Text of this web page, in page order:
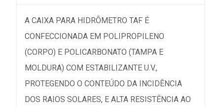
A CAIXA PARA HIDRÔMETRO TAF É
CONFECCIONADA EM POLIPROPILENO
(CORPO) E POLICARBONATO (TAMPA E
MOLDURA) COM ESTABILIZANTE U.V.,
PROTEGENDO O CONTEÚDO DA INCIDÊNCIA
DOS RAIOS SOLARES, E ALTA RESISTÊNCIA AO